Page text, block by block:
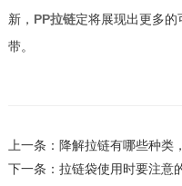
新， PP拉链定将展现出更多的
带。
上一条：降解拉链有哪些种类
下一条：拉链袋使用时要注意